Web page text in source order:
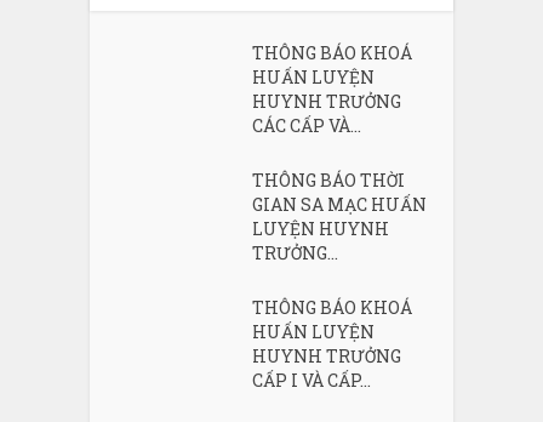
THÔNG BÁO KHOÁ
HUẤN LUYỆN
HUYNH TRƯỞNG
CÁC CẤP VÀ...
THÔNG BÁO THỜI
GIAN SA MẠC HUẤN
LUYỆN HUYNH
TRƯỞNG...
THÔNG BÁO KHOÁ
HUẤN LUYỆN
HUYNH TRƯỞNG
CẤP I VÀ CẤP...